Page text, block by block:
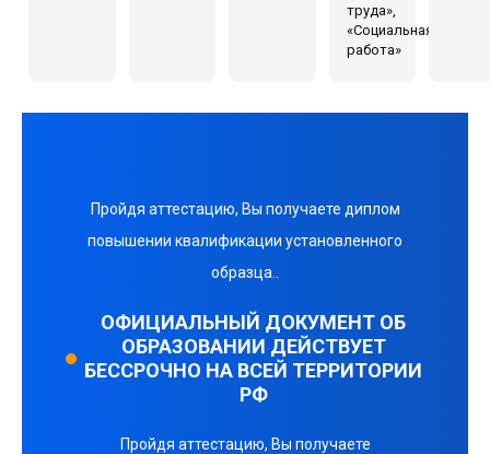
труда»,
«Социальная
работа»
Пройдя аттестацию, Вы получаете диплом
повышении квалификации установленного
образца..
ОФИЦИАЛЬНЫЙ ДОКУМЕНТ ОБ
ОБРАЗОВАНИИ ДЕЙСТВУЕТ
БЕССРОЧНО НА ВСЕЙ ТЕРРИТОРИИ
РФ
Пройдя аттестацию, Вы получаете